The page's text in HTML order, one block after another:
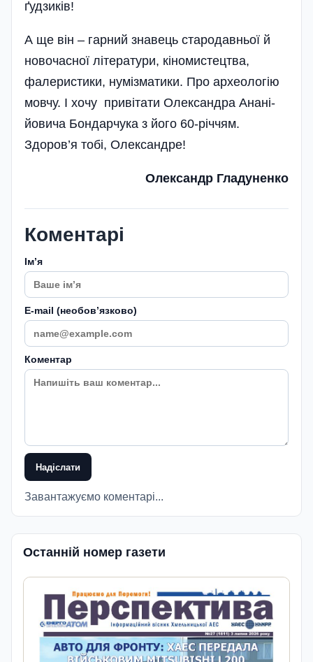
ґудзиків!
А ще він – гарний знавець стародавньої й
новочасної літератури, кіномистецтва,
фалеристики, нумізматики. Про археологію
мовчу. І хочу привітати Олександра Анані­
йовича Бондарчука з його 60-річчям.
Здоров’я тобі, Олександре!
Олександр Гладуненко
Коментарі
Імʼя
E-mail (необовʼязково)
Коментар
Надіслати
Завантажуємо коментарі...
Останній номер газети